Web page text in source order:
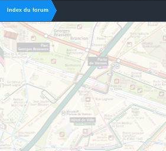
Index du forum